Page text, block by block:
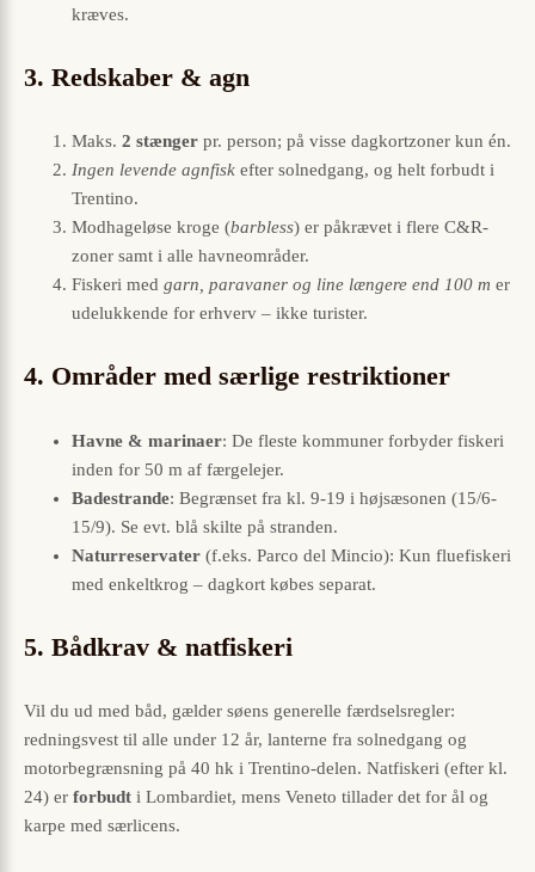
kræves.
3. Redskaber & agn
Maks. 2 stænger pr. person; på visse dagkortzoner kun én.
Ingen levende agnfisk efter solnedgang, og helt forbudt i
Trentino.
Modhageløse kroge (barbless) er påkrævet i flere C&R-
zoner samt i alle havneområder.
Fiskeri med garn, paravaner og line længere end 100 m er
udelukkende for erhverv – ikke turister.
4. Områder med særlige restriktioner
Havne & marinaer: De fleste kommuner forbyder fiskeri
inden for 50 m af færgelejer.
Badestrande: Begrænset fra kl. 9-19 i højsæsonen (15/6-
15/9). Se evt. blå skilte på stranden.
Naturreservater (f.eks. Parco del Mincio): Kun fluefiskeri
med enkeltkrog – dagkort købes separat.
5. Bådkrav & natfiskeri
Vil du ud med båd, gælder søens generelle færdselsregler:
redningsvest til alle under 12 år, lanterne fra solnedgang og
motorbegrænsning på 40 hk i Trentino-delen. Natfiskeri (efter kl.
24) er forbudt i Lombardiet, mens Veneto tillader det for ål og
karpe med særlicens.